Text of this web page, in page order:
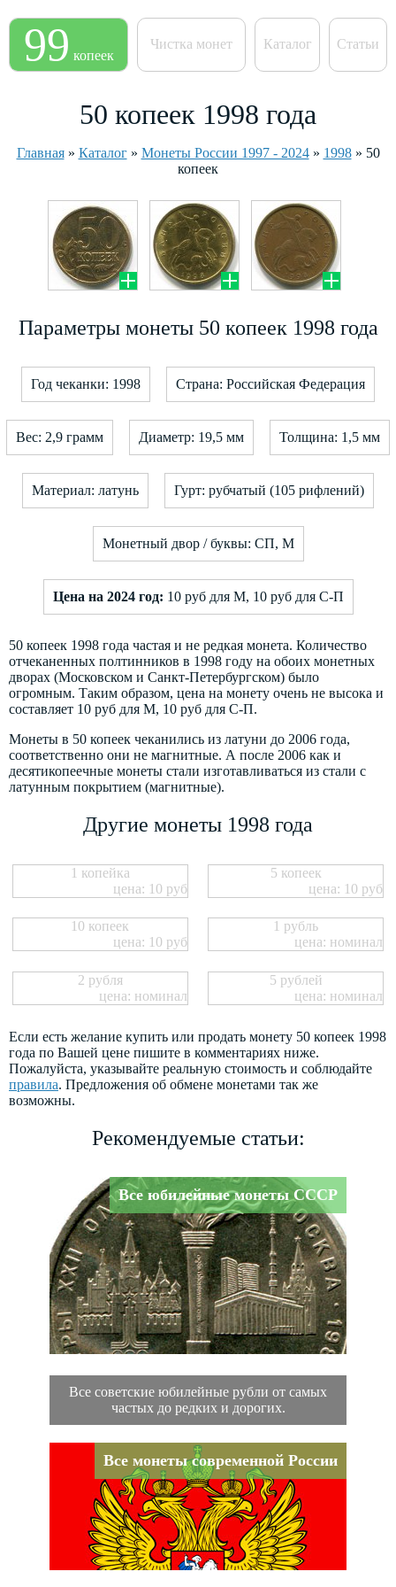
99 копеек
Чистка монет Каталог Статьи
50 копеек 1998 года
Главная» Каталог» Монеты России 1997 - 2024» 1998» 50
копеек
Параметры монеты 50 копеек 1998 года
Год чеканки: 1998 Страна: Российская Федерация
Вес: 2,9 грамм Диаметр: 19,5 мм Толщина: 1,5 мм
Материал: латунь Гурт: рубчатый (105 рифлений)
Монетный двор / буквы: СП, М
Цена на 2024 год: 10 руб для М, 10 руб для С-П
50 копеек 1998 года частая и не редкая монета. Количество
отчеканенных полтинников в 1998 году на обоих монетных
дворах (Московском и Санкт-Петербургском) было
огромным. Таким образом, цена на монету очень не высока и
составляет 10 руб для М, 10 руб для С-П.
Монеты в 50 копеек чеканились из латуни до 2006 года,
соответственно они не магнитные. А после 2006 как и
десятикопеечные монеты стали изготавливаться из стали с
латунным покрытием (магнитные).
Другие монеты 1998 года
1 копейка
цена: 10 руб
5 копеек
цена: 10 руб
10 копеек
цена: 10 руб
1 рубль
цена: номинал
2 рубля
цена: номинал
5 рублей
цена: номинал
Если есть желание купить или продать монету 50 копеек 1998
года по Вашей цене пишите в комментариях ниже.
Пожалуйста, указывайте реальную стоимость и соблюдайте
правила. Предложения об обмене монетами так же
возможны.
Рекомендуемые статьи:
Все юбилейные монеты СССР
Все советские юбилейные рубли от самых
частых до редких и дорогих.
Все монеты современной России